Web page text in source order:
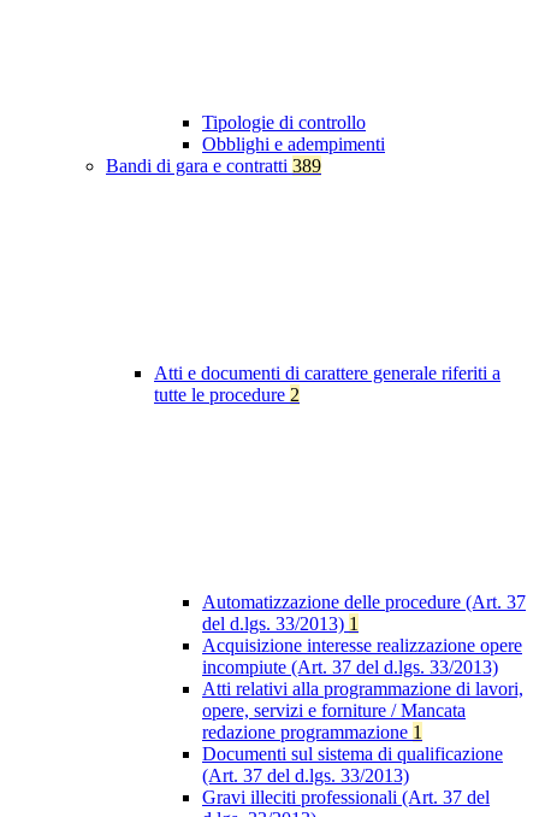
Tipologie di controllo
Obblighi e adempimenti
Bandi di gara e contratti 389
Atti e documenti di carattere generale riferiti a
tutte le procedure 2
Automatizzazione delle procedure (Art. 37
del d.lgs. 33/2013) 1
Acquisizione interesse realizzazione opere
incompiute (Art. 37 del d.lgs. 33/2013)
Atti relativi alla programmazione di lavori,
opere, servizi e forniture / Mancata
redazione programmazione 1
Documenti sul sistema di qualificazione
(Art. 37 del d.lgs. 33/2013)
Gravi illeciti professionali (Art. 37 del